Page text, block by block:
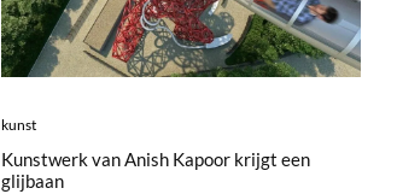
kunst
Kunstwerk van Anish Kapoor krijgt een
glijbaan